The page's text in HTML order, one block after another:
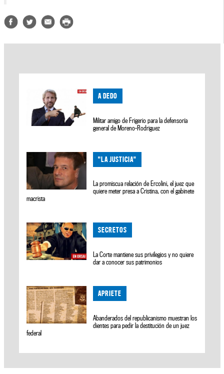
A DEDO
Militar amigo de Frigerio para la defensoría
general de Moreno-Rodriguez
"LA JUSTICIA"
La promiscua relación de Ercolini, el juez que
quiere meter presa a Cristina, con el gabinete
macrista
SECRETOS
La Corte mantiene sus privilegios y no quiere
dar a conocer sus patrimonios
APRIETE
Abanderados del republicanismo muestran los
dientes para pedir la destitución de un juez
federal